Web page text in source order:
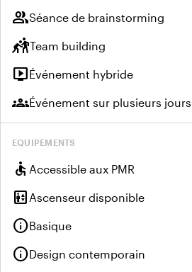
groupSéance de brainstorming
sports_kabaddiTeam building
live_tvÉvénement hybride
groupsÉvénement sur plusieurs jours
EQUIPEMENTS
accessible Accessible aux PMR
elevator Ascenseur disponible
infoBasique
infoDesign contemporain